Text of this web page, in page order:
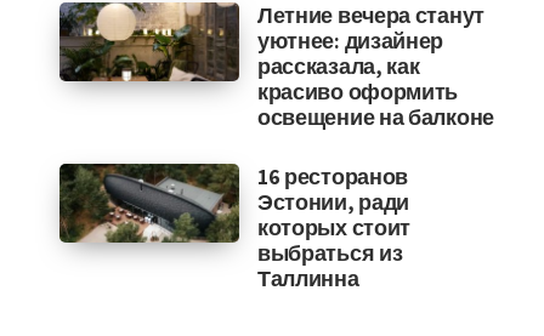
Летние вечера станут
уютнее: дизайнер
рассказала, как
красиво оформить
освещение на балконе
16 ресторанов
Эстонии, ради
которых стоит
выбраться из
Таллинна